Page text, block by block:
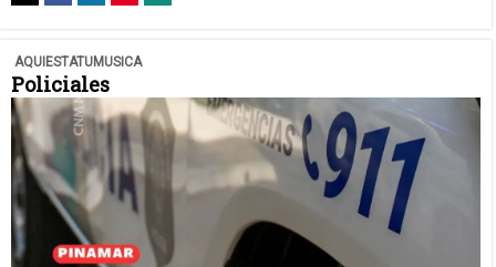
AQUIESTATUMUSICA
Policiales